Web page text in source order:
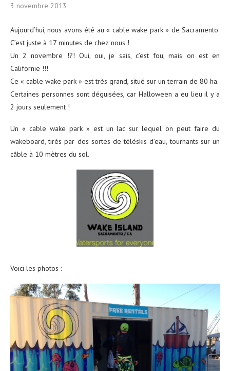
3 novembre 2013
Aujourd’hui, nous avons été au « cable wake park » de Sacramento.
C’est juste à 17 minutes de chez nous !
Un 2 novembre !?! Oui, oui, je sais, c’est fou, mais on est en
Californie !!!
Ce « cable wake park » est très grand, situé sur un terrain de 80 ha.
Certaines personnes sont déguisées, car Halloween a eu lieu il y a
2 jours seulement !
Un « cable wake park » est un lac sur lequel on peut faire du
wakeboard, tirés par des sortes de téléskis d’eau, tournants sur un
câble à 10 mètres du sol.
Voici les photos :